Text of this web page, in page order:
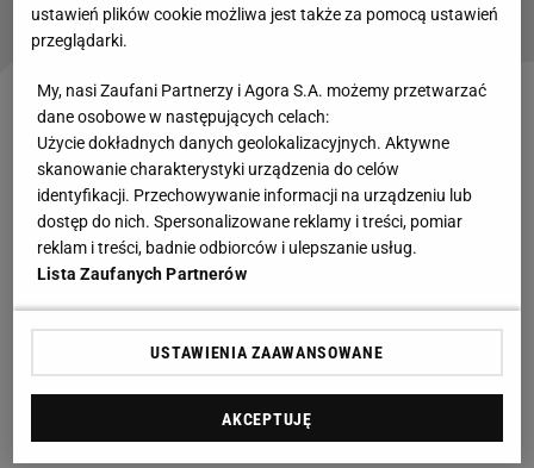
Czytaj także:
Reprezentacja Węgier przegrała oba mecze na
odpowiednio 1:3 ze Szwajcarią i 0:2 z Niemcami.
Mimo to sprawa awansu jednej z tych drużyn do
fazy pucharowej poprzez klasyfikację zespołów z
trzecich miejsc wciąż była otwarta. Szkocja
podeszła do ostatniego meczu bez kontuzjowanego
w trakcie meczu ze Szwajcarią.
Mecz zaczął się od małego falstartu, ponieważ
jeden z Węgrów wbiegł na połowę Szkotów jeszcze
ustawień plików cookie możliwa jest także za pomocą ustawień
przeglądarki.
My, nasi Zaufani Partnerzy i Agora S.A. możemy przetwarzać
dane osobowe w następujących celach:
Użycie dokładnych danych geolokalizacyjnych. Aktywne
skanowanie charakterystyki urządzenia do celów
identyfikacji. Przechowywanie informacji na urządzeniu lub
dostęp do nich. Spersonalizowane reklamy i treści, pomiar
reklam i treści, badnie odbiorców i ulepszanie usług.
Lista Zaufanych Partnerów
USTAWIENIA ZAAWANSOWANE
AKCEPTUJĘ